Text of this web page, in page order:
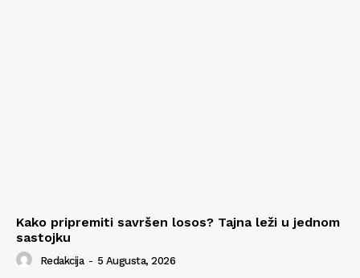
Kako pripremiti savršen losos? Tajna leži u jednom
sastojku
Redakcija - 5 Augusta, 2026